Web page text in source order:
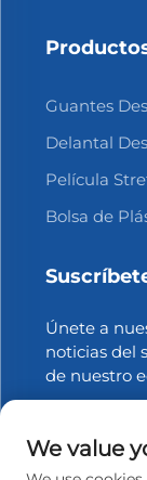
Guantes
Delantal
Película
Bolsa de
Únete a
noticias del
de nuestro
We value